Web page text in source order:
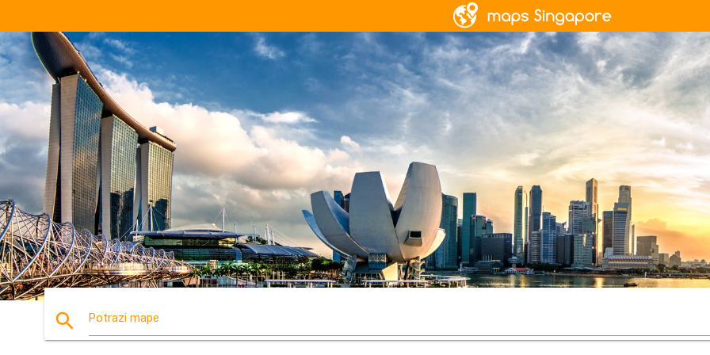
search Potrazi mape